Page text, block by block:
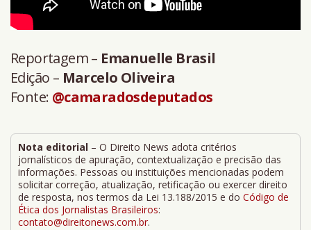
Reportagem – Emanuelle Brasil
Edição – Marcelo Oliveira
Fonte: @camaradosdeputados
Nota editorial – O Direito News adota critérios
jornalísticos de apuração, contextualização e precisão das
informações. Pessoas ou instituições mencionadas podem
solicitar correção, atualização, retificação ou exercer direito
de resposta, nos termos da Lei 13.188/2015 e do Código de
Ética dos Jornalistas Brasileiros:
contato@direitonews.com.br.